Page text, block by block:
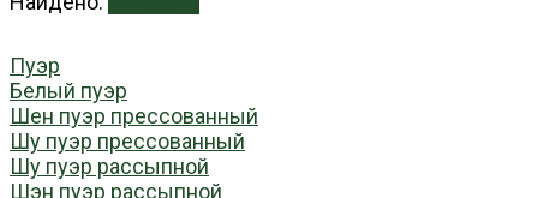
Пуэр
Белый пуэр
Шен пуэр прессованный
Шу пуэр прессованный
Шу пуэр рассыпной
Шэн пуэр рассыпной